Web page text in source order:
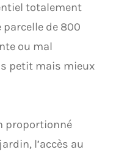
totalement
parcelle de 800
ou mal
petit mais mieux
proportionné
l’accès au